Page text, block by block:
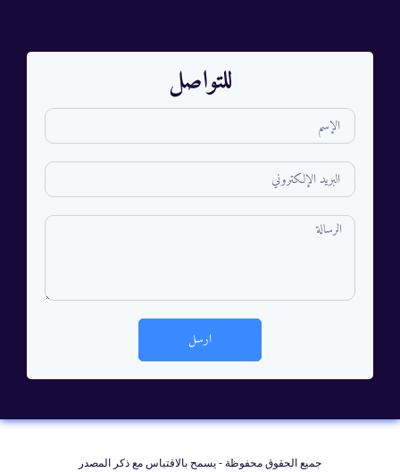
للتواصل
ارسل
جمیع الحقوق محفوظة - يسمح بالاقتباس مع ذکر المصدر